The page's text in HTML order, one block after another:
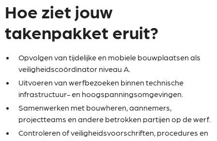
Hoe ziet jouw
takenpakket eruit?
Opvolgen van tijdelijke en mobiele bouwplaatsen als
veiligheidscoördinator niveau A.
Uitvoeren van werfbezoeken binnen technische
infrastructuur- en hoogspanningsomgevingen.
Samenwerken met bouwheren, aannemers,
projectteams en andere betrokken partijen op de werf.
Controleren of veiligheidsvoorschriften, procedures en